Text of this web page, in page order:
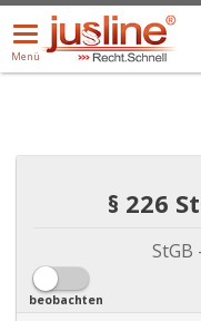
Menü
öffnen/schließen
Menü
ALLE DROPDOWN:
§ 226
StGB
beobachten